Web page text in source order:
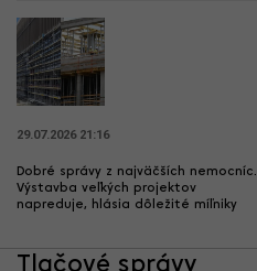
29.07.2026 21:16
Dobré správy z najväčších nemocníc.
Výstavba veľkých projektov
napreduje, hlásia dôležité míľniky
Tlačové správy